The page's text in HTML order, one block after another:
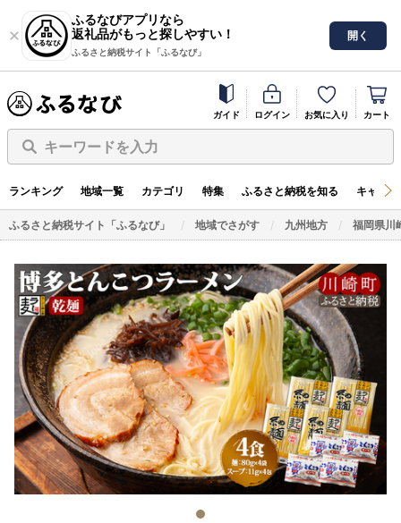
ふるなびアプリなら
返礼品がもっと探しやすい！
ふるさと納税サイト「ふるなび」
開く
ガイド ログイン お気に入り カート
キーワードを入力
ランキング 地域一覧 カテゴリ 特集 ふるさと納税を知る キャン
ふるさと納税サイト「ふるなび」 地域でさがす 九州地方 福岡県川